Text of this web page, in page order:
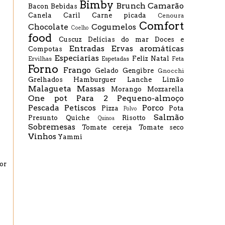
Bacon Bebidas Bimby Brunch Camarão
Canela Caril Carne picada Cenoura
Chocolate Coelho Cogumelos Comfort
food
Cuscuz Delícias do mar
Doces e
Compotas
Entradas Ervas aromáticas
Ervilhas Especiarias Espetadas Feliz Natal Feta
Forno Frango Gelado Gengibre Gnocchi
Grelhados Hamburguer Lanche Limão
Malagueta Massas Morango Mozzarella
One pot Para 2
Pequeno-almoço
Pescada
Petiscos Pizza Polvo Porco
Pota
Presunto
Quiche Quinoa Risotto
Salmão
Sobremesas
Tomate cereja Tomate seco
Vinhos Yammi